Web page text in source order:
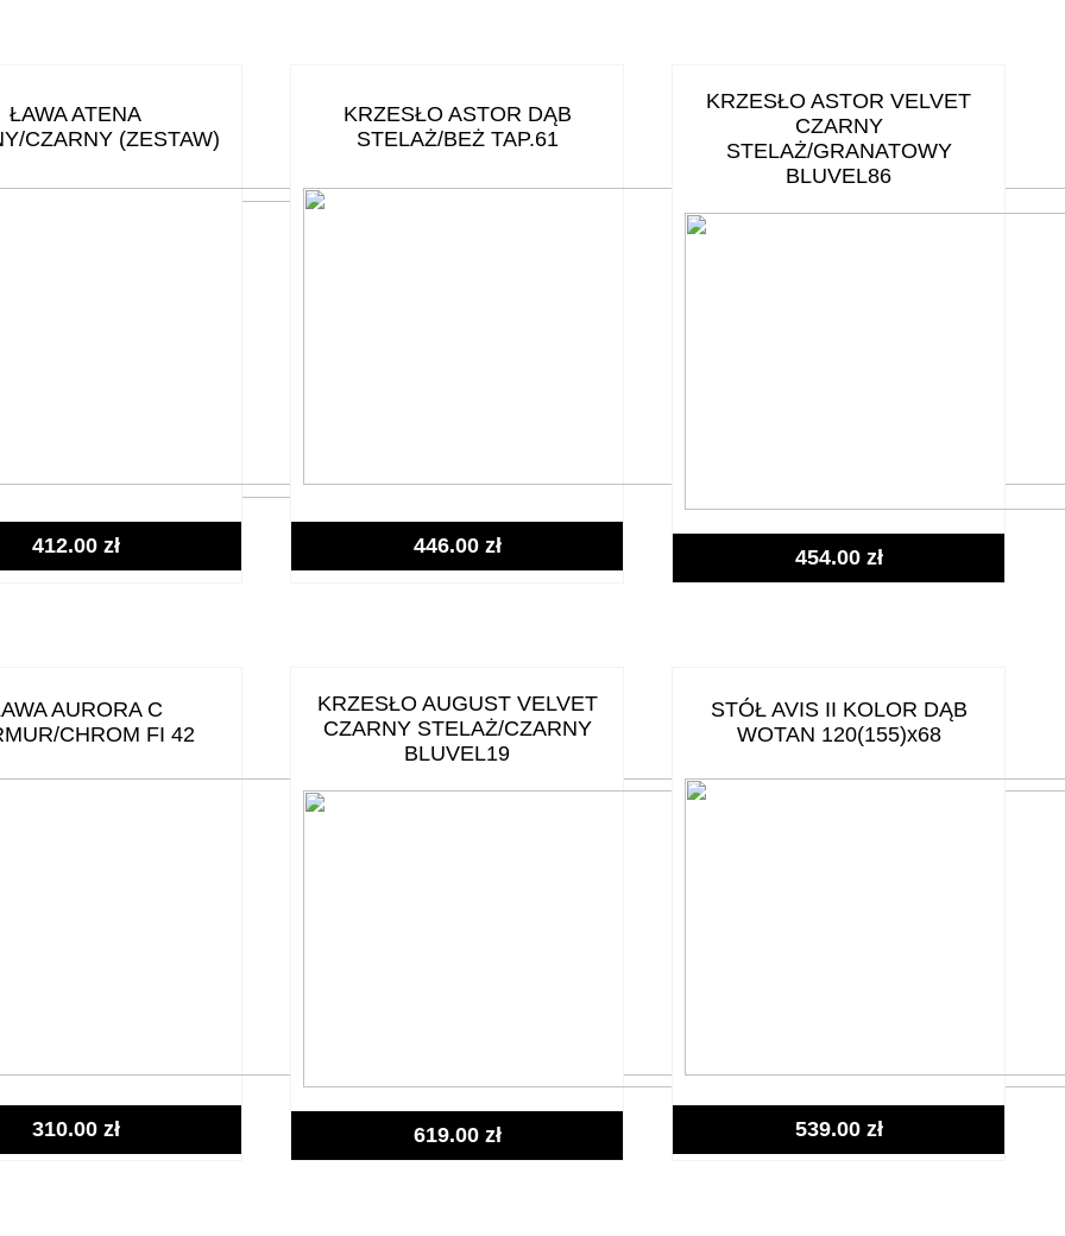
ŁAWA ATENA
CZARNY (ZESTAW)
412.00 zł
KRZESŁO ASTOR DĄB
STELAŻ/BEŻ TAP.61
446.00 zł
KRZESŁO ASTOR VELVET
CZARNY
STELAŻ/GRANATOWY
BLUVEL86
454.00 zł
AURORA C
CHROM FI 42
310.00 zł
KRZESŁO AUGUST VELVET
CZARNY STELAŻ/CZARNY
BLUVEL19
619.00 zł
STÓŁ AVIS II KOLOR DĄB
WOTAN 120(155)x68
539.00 zł